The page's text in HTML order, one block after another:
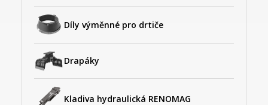
Díly výměnné pro drtiče
Drapáky
Kladiva hydraulická RENOMAG